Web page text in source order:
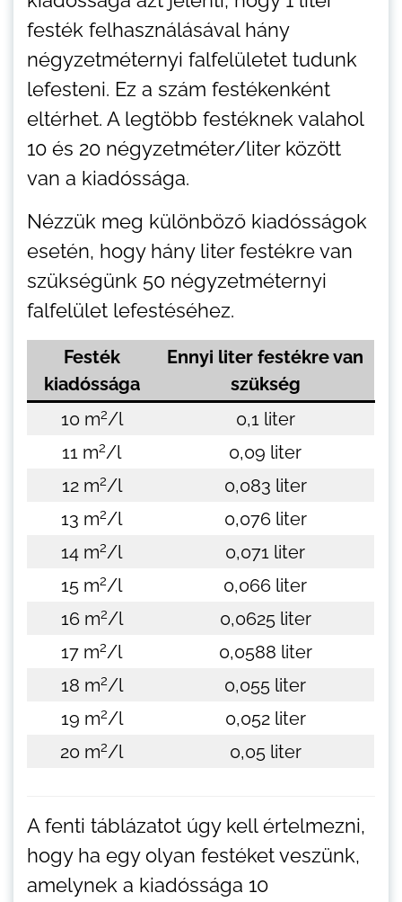
festék felhasználásával hány
négyzetméternyi falfelületet tudunk
lefesteni. Ez a szám festékenként
eltérhet. A legtöbb festéknek valahol
10 és 20 négyzetméter/liter között
van a kiadóssága.
Nézzük meg különböző kiadósságok
esetén, hogy hány liter festékre van
szükségünk 50 négyzetméternyi
falfelület lefestéséhez.
Festék
kiadóssága
Ennyi liter festékre van
szükség
10 m2/l
0,1 liter
11 m2/l
0,09 liter
12 m2/l
0,083 liter
13 m2/l
0,076 liter
14 m2/l
0,071 liter
15 m2/l
0,066 liter
16 m2/l
0,0625 liter
17 m2/l
0,0588 liter
18 m2/l
0,055 liter
19 m2/l
0,052 liter
20 m2/l 0,05 liter
A fenti táblázatot úgy kell értelmezni,
hogy ha egy olyan festéket veszünk,
amelynek a kiadóssága 10